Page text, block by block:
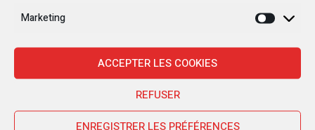
Marketing
ACCEPTER LES COOKIES
REFUSER
ENREGISTRER LES PRÉFÉRENCES
Nouvelles Récentes